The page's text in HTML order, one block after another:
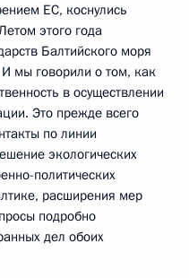
ЕС, коснулись
этого года
Балтийского моря
мы говорили о том, как
в осуществлении
Это прежде всего
по линии
экологических
политических
расширения мер
подробно
дел обоих